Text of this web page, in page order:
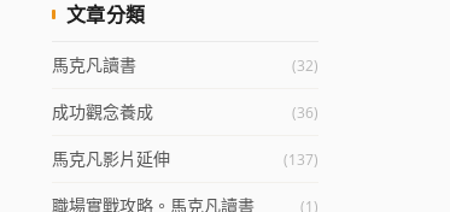
文章分類
馬克凡讀書 (32)
成功觀念養成 (36)
馬克凡影片延伸 (137)
職場實戰攻略。馬克凡讀書 (1)